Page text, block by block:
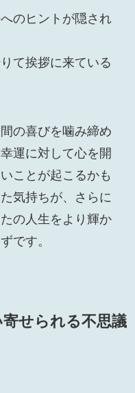
のヒントが隠され
て挨拶に来ている
の喜びを噛み締め
運に対して心を開
ことが起こるかも
気持ちが、さらに
の人生をより輝か
です。
せられる不思議